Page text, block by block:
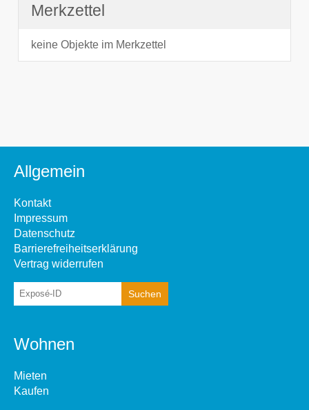
Merkzettel
keine Objekte im Merkzettel
Allgemein
Kontakt
Impressum
Datenschutz
Barrierefreiheitserklärung
Vertrag widerrufen
Wohnen
Mieten
Kaufen